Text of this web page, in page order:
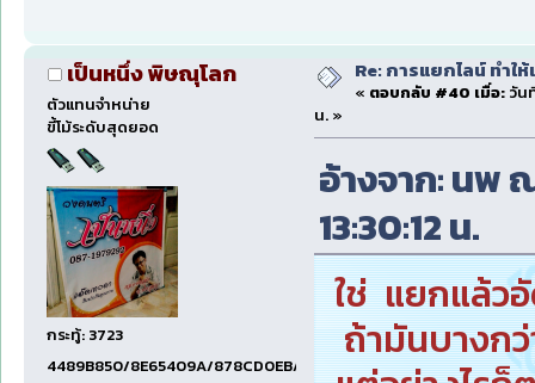
เป็นหนึ่ง พิษณุโลก
ตัวแทนจำหน่าย
ขี้โม้ระดับสุดยอด
กระทู้: 3723
4489B850/8E65409A/878CD0EB/6E61CE55/70876DD8/80008
Re: การแยกไลน์ ทำใ
« ตอบกลับ #40 เมื่อ:วัน
น. »
อ้างจาก: นพ
13:30:12 น.
ใช่ แยกแล้ว
ถ้ามันบางกว่